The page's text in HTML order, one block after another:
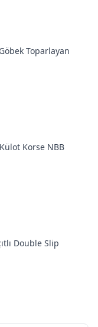
Toparlayan
Korse NBB
Double Slip